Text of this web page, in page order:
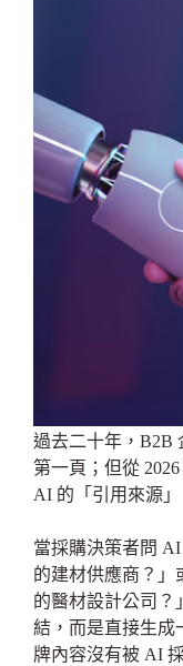
過去二十年，B2B
第一頁；但從
AI 的「引用來源」
當採購決策者問
的建材供應商？」
的醫材設計公司？
結，而是直接生成
牌內容沒有被 AI